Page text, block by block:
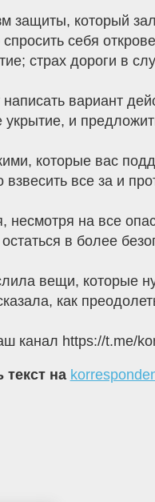
защиты, который
себя
страх дороги в
вариант
и
которые вас
все за и
несмотря на все
в более
вещи, которые
как
канал https://t.me/
текст на